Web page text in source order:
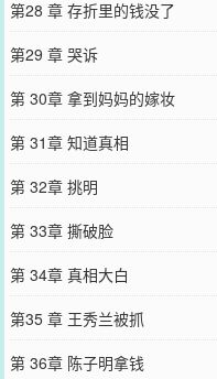
第28 章 存折里的钱没了
第29 章 哭诉
第 30章 拿到妈妈的嫁妆
第 31章 知道真相
第 32章 挑明
第 33章 撕破脸
第 34章 真相大白
第35 章 王秀兰被抓
第 36章 陈子明拿钱